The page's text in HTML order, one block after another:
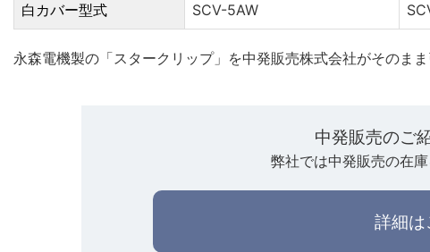
白カバー型式 SCV-5AW
永森電機製の「スタークリップ」を中発販売株式会社がそのま
中発販売のご
弊社では中発販売の在
詳細は